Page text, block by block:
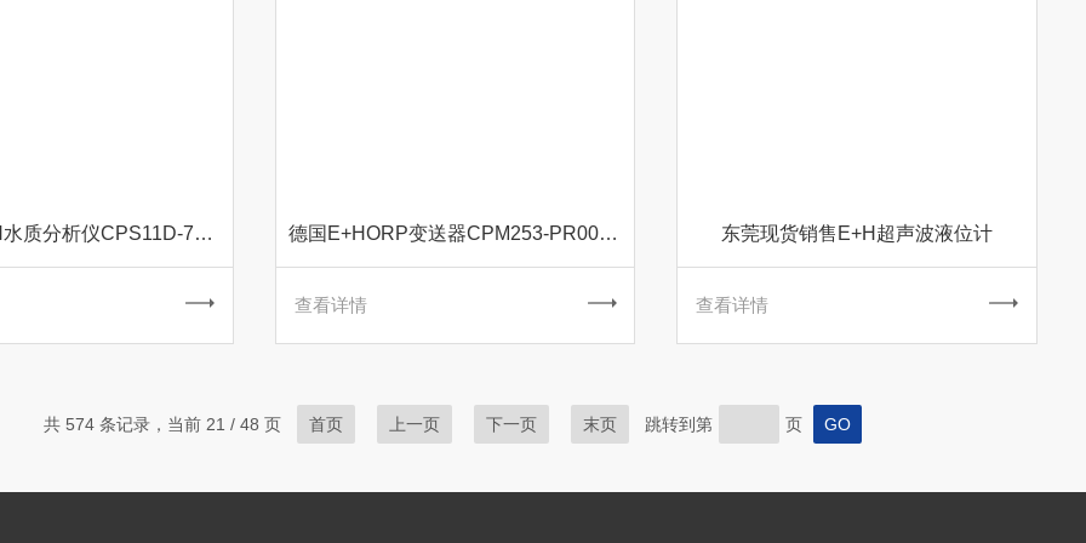
暂时有货E+H水质分析仪CPS11D-7BA21 德国E+HORP变送器CPM253-PR0005现货库存
查看详情
东莞现货销售E+H超声波液位计
查看详情
共 574 条记录，当前 21 / 48 页 首页 上一页 下一页 末页 跳转到第 页